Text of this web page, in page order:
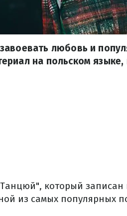
любовь и
на польском
который записан
из самых популярных